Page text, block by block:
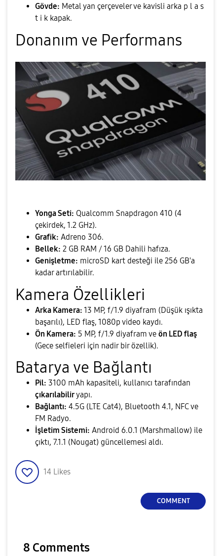
Gövde: Metal yan çerçeveler ve kavisli arka p l a s
t i k kapak.
​Donanım ve Performans
Yonga Seti: Qualcomm Snapdragon 410 (4
çekirdek, 1.2 GHz).
Grafik: Adreno 306.
Bellek: 2 GB RAM / 16 GB Dahili hafıza.
Genişletme: microSD kart desteği ile 256 GB'a
kadar artırılabilir.
​Kamera Özellikleri
Arka Kamera: 13 MP, f/1.9 diyafram (Düşük ışıkta
başarılı), LED flaş, 1080p video kaydı.
Ön Kamera: 5 MP, f/1.9 diyafram ve ön LED flaş
(Gece selfieleri için nadir bir özellik).
​Batarya ve Bağlantı
Pil: 3100 mAh kapasiteli, kullanıcı tarafından
çıkarılabiliryapı.
Bağlantı: 4.5G (LTE Cat4), Bluetooth 4.1, NFC ve
FM Radyo.
İşletim Sistemi: Android 6.0.1 (Marshmallow) ile
çıktı, 7.1.1 (Nougat) güncellemesi aldı.
14 Likes
COMMENT
8 Comments